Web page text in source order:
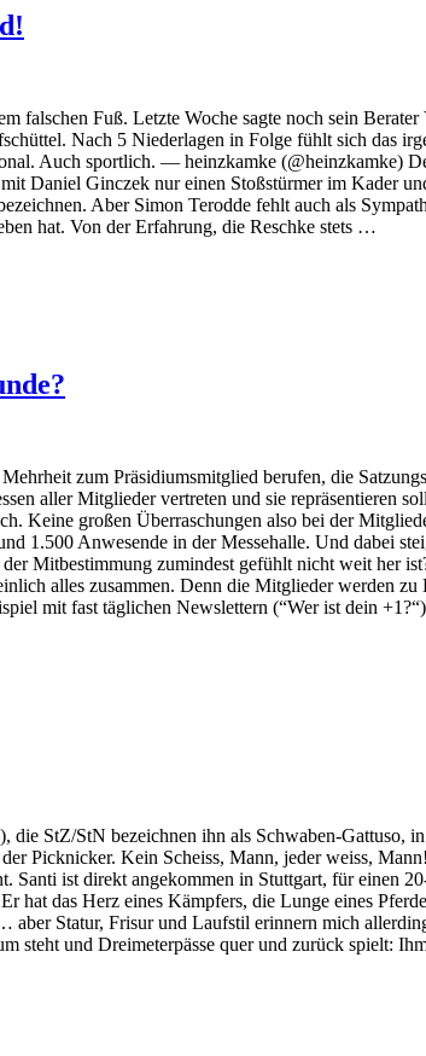
falschen Fuß. Letzte Woche sagte noch sein
Nach 5 Niederlagen in Folge fühlt sich das
Auch sportlich. — heinzkamke (@heinzkamke)
Daniel Ginczek nur einen Stoßstürmer im Kader
Aber Simon Terodde fehlt auch als
hat. Von der Erfahrung, die Reschke stets …
zum Präsidiumsmitglied berufen, die
aller Mitglieder vertreten und sie repräsentieren
Keine großen Überraschungen also bei der
1.500 Anwesende in der Messehalle. Und dabei
Mitbestimmung zumindest gefühlt nicht weit her
alles zusammen. Denn die Mitglieder werden
mit fast täglichen Newslettern (“Wer ist dein
StZ/StN bezeichnen ihn als Schwaben-Gattuso,
Picknicker. Kein Scheiss, Mann, jeder weiss,
Santi ist direkt angekommen in Stuttgart, für einen
hat das Herz eines Kämpfers, die Lunge eines
aber Statur, Frisur und Laufstil erinnern mich
steht und Dreimeterpässe quer und zurück spielt: